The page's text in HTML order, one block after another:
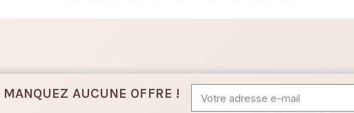
MANQUEZ AUCUNE OFFRE !